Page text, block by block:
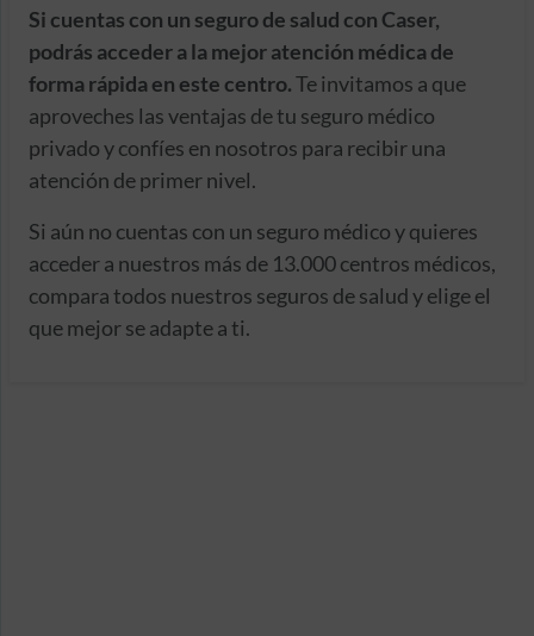
Si cuentas con un seguro de salud con Caser,
podrás acceder a la mejor atención médica de
forma rápida en este centro.Te invitamos a que
aproveches las ventajas de tu seguro médico
privado y confíes en nosotros para recibir una
atención de primer nivel.
Si aún no cuentas con un seguro médico y quieres
acceder a nuestros más de 13.000 centros médicos,
compara todos nuestros seguros de salud y elige el
que mejor se adapte a ti.